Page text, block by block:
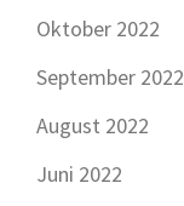
Oktober 2022
September 2022
August 2022
Juni 2022